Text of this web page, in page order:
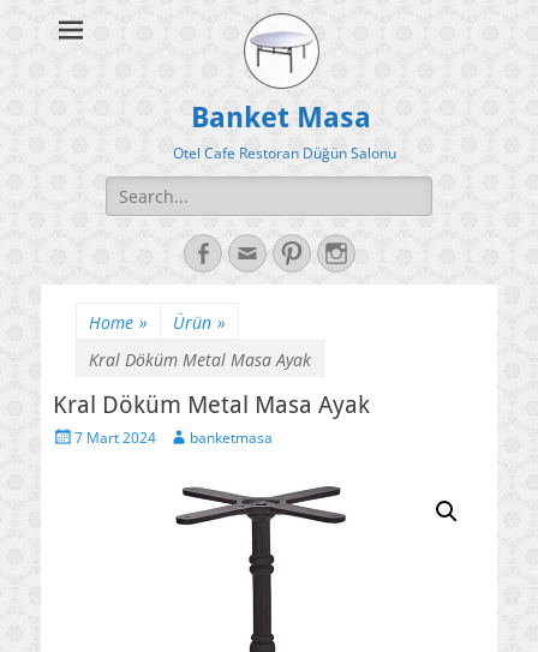
Banket Masa
Otel Cafe Restoran Düğün Salonu
Search
for:
Facebook
EmailPinterestInstagram
Home » Ürün »
Kral Döküm Metal Masa Ayak
Kral Döküm Metal Masa Ayak
Posted7 Mart 2024 Authorbanketmasa